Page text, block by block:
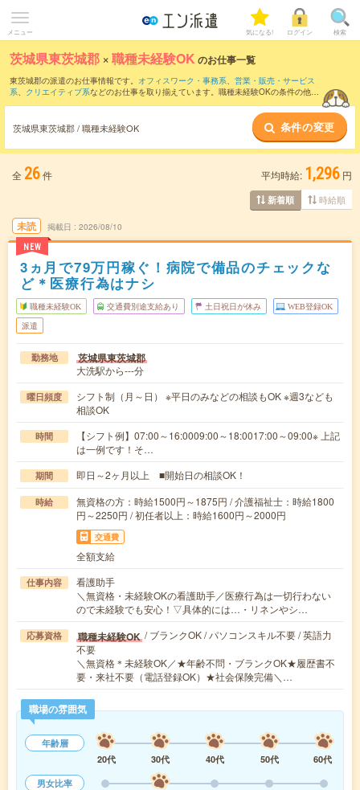
メニュー 気になる! ログイン 検索
茨城県東茨城郡 ×職種未経験OK のお仕事一覧
東茨城郡の派遣のお仕事情報です。 オフィスワーク・事務系、 営業・販売・サービス
系、 クリエイティブ系などのお仕事を取り揃えています。職種未経験OKの条件の他
茨城県東茨城郡 / 職種未経験OK 条件の変更
全 26件 平均時給: 1,296 円
新着順 時給順
未読
NEW
掲載日 2026/08/10
3ヵ月で79万円稼ぐ！病院で備品のチェックな
ど＊医療行為はナシ
職種未経験OK 交通費別途支給あり 土日祝日が休み WEB登録OK
派遣
勤務地 茨城県東茨城郡
大洗駅から---分
曜日頻度
シフト制（月～日） ※平日のみなどの相談もOK ※週3なども
相談OK
時間
【シフト例】07:00～16:0009:00～18:0017:00～09:00※ 上記
は一例です！そ…
期間 即日～2ヶ月以上 ■開始日の相談OK！
時給
無資格の方：時給1500円～1875円 / 介護福祉士：時給1800
円～2250円 / 初任者以上：時給1600円～2000円
交通費
全額支給
仕事内容
看護助手
＼無資格・未経験OKの看護助手／医療行為は一切行わない
ので未経験でも安心！▽具体的には…・リネンやシ…
応募資格 職種未経験OK / ブランクOK / パソコンスキル不要 / 英語力
不要
＼無資格＊未経験OK／★年齢不問・ブランクOK★履歴書不
要・来社不要（電話登録OK）★社会保険完備＼…
職場の雰囲気
年齢層
20代
30代 40代 50代
60代
男女比率